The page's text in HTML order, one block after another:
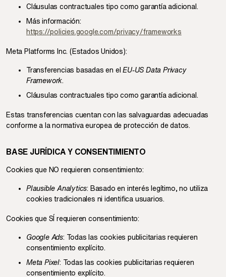
Cláusulas contractuales tipo como garantía adicional.
Más información:
https://policies.google.com/privacy/frameworks
Meta Platforms Inc. (Estados Unidos):
Transferencias basadas en elEU-US Data Privacy
Framework.
Cláusulas contractuales tipo como garantía adicional.
Estas transferencias cuentan con las salvaguardas adecuadas
conforme a la normativa europea de protección de datos.
BASE JURÍDICA Y CONSENTIMIENTO
Cookies que NO requieren consentimiento:
Plausible Analytics: Basado en interés legítimo, no utiliza
cookies tradicionales ni identifica usuarios.
Cookies que SÍ requieren consentimiento:
Google Ads: Todas las cookies publicitarias requieren
consentimiento explícito.
Meta Pixel: Todas las cookies publicitarias requieren
consentimiento explícito.